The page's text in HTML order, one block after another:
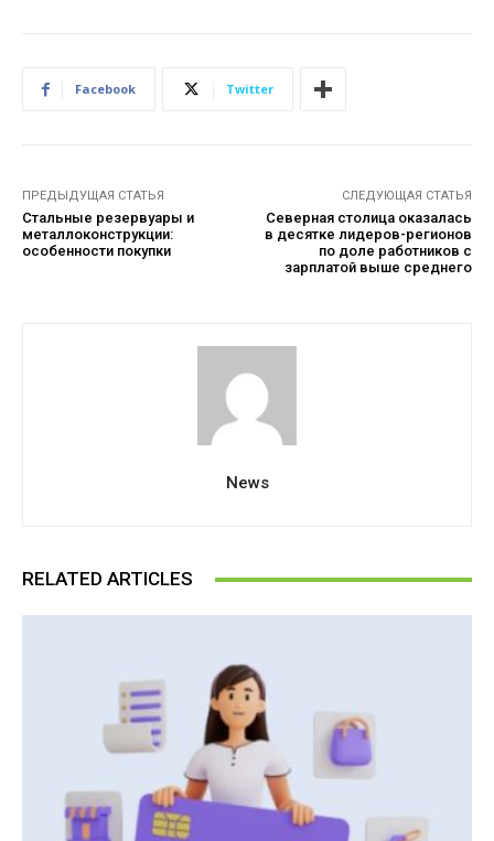
Facebook Twitter
ПРЕДЫДУЩАЯ СТАТЬЯ
Стальные резервуары и
металлоконструкции:
особенности покупки
СЛЕДУЮЩАЯ СТАТЬЯ
Северная столица оказалась
в десятке лидеров-регионов
по доле работников с
зарплатой выше среднего
News
RELATED ARTICLES